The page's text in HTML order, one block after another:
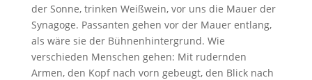
der Sonne, trinken Weißwein, vor uns die Mauer der
Synagoge. Passanten gehen vor der Mauer entlang,
als wäre sie der Bühnenhintergrund. Wie
verschieden Menschen gehen: Mit rudernden
Armen, den Kopf nach vorn gebeugt, den Blick nach